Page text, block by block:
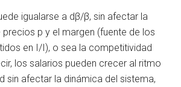
igualarse a dβ/β, sin afectar la
p y el margen (fuente de los
en I/I), o sea la competitividad
los salarios pueden crecer al ritmo
sin afectar la dinámica del sistema,